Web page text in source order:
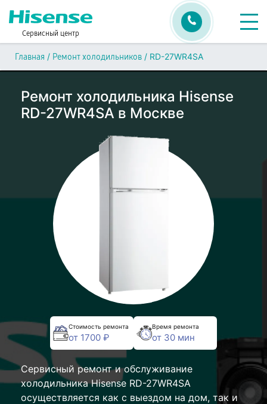
Сервисный центр
Главная / Ремонт холодильников / RD-27WR4SA
Ремонт холодильника Hisense
RD-27WR4SA в Москве
Стоимость ремонта
от 1700 ₽
Время ремонта
от 30 мин
Сервисный ремонт и обслуживание
холодильника Hisense RD-27WR4SA
осуществляется как с выездом на дом, так и